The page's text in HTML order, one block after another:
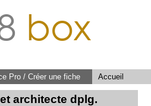
box
Accueil
Pro / Créer une fiche
architecte dplg.